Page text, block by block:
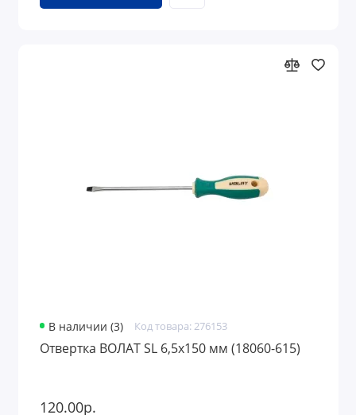
В наличии (3) Код товара: 276153
Отвертка ВОЛАТ SL 6,5х150 мм (18060-615)
120.00р.